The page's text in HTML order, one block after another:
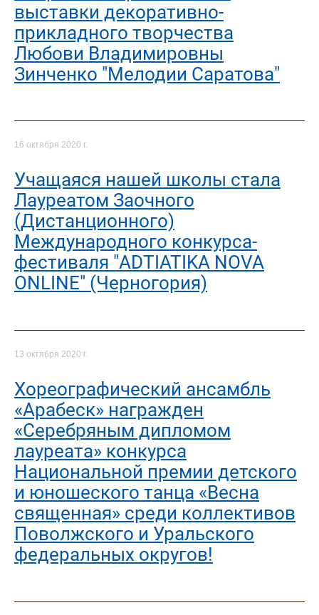
выставки декоративно-
прикладного творчества
Любови Владимировны
Зинченко "Мелодии Саратова"
16 октября 2020 г.
Учащаяся нашей школы стала
Лауреатом Заочного
(Дистанционного)
Международного конкурса-
фестиваля "ADTIATIKA NOVA
ONLINE" (Черногория)
13 октября 2020 г.
Хореографический ансамбль
«Арабеск» награжден
«Серебряным дипломом
лауреата» конкурса
Национальной премии детского
и юношеского танца «Весна
священная» среди коллективов
Поволжского и Уральского
федеральных округов!